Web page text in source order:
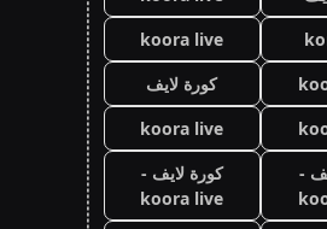
koora live
كورة لايف
koora live
-
كورة لايف -
koora live